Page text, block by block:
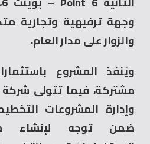
وجهة ترفيهية وتجارية
والزوار على مدار العام.
ويُنفذ المشروع
مشتركة، فيما تتولى شركة
وإدارة المشروعات التخطيط
ضمن توجه لإنشاء